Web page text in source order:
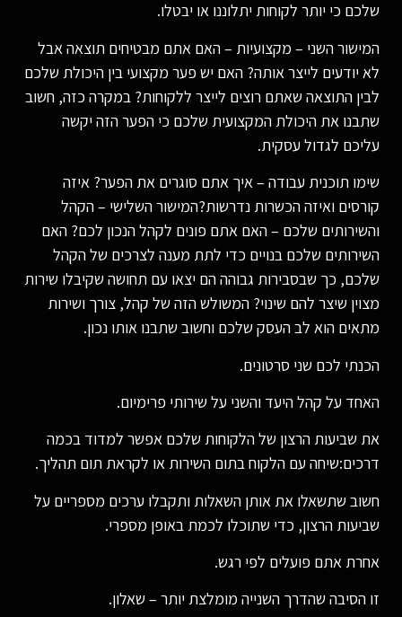
שלכם כי יותר לקוחות יתלוננו או יבטלו.
המישור השני – מקצועיות – האם אתם מבטיחים תוצאה אבל
לא יודעים לייצר אותה? האם יש פער מקצועי בין היכולת שלכם
לבין התוצאה שאתם רוצים לייצר ללקוחות? במקרה כזה, חשוב
שתבנו את היכולת המקצועית שלכם כי הפער הזה יקשה
עליכם לגדול עסקית.
שימו תוכנית עבודה – איך אתם סוגרים את הפער? איזה
קורסים ואיזה הכשרות נדרשות?המישור השלישי – הקהל
והשירותים שלכם – האם אתם פונים לקהל הנכון לכם? האם
השירותים שלכם בנויים כדי לתת מענה לצרכים של הקהל
שלכם, כך שבסבירות גבוהה הם יצאו עם תחושה שקיבלו שירות
מצוין שיצר להם שינוי? המשולש הזה של קהל, צורך ושירות
מתאים הוא לב העסק שלכם וחשוב שתבנו אותו נכון.
הכנתי לכם שני סרטונים.
האחד על קהל היעד והשני על שירותי פרימיום.
את שביעות הרצון של הלקוחות שלכם אפשר למדוד בכמה
דרכים:שיחה עם הלקוח בתום השירות או לקראת תום תהליך.
חשוב שתשאלו את אותן השאלות ותקבלו ערכים מספריים על
שביעות הרצון, כדי שתוכלו לכמת באופן מספרי.
אחרת אתם פועלים לפי רגש.
זו הסיבה שהדרך השנייה מומלצת יותר – שאלון.